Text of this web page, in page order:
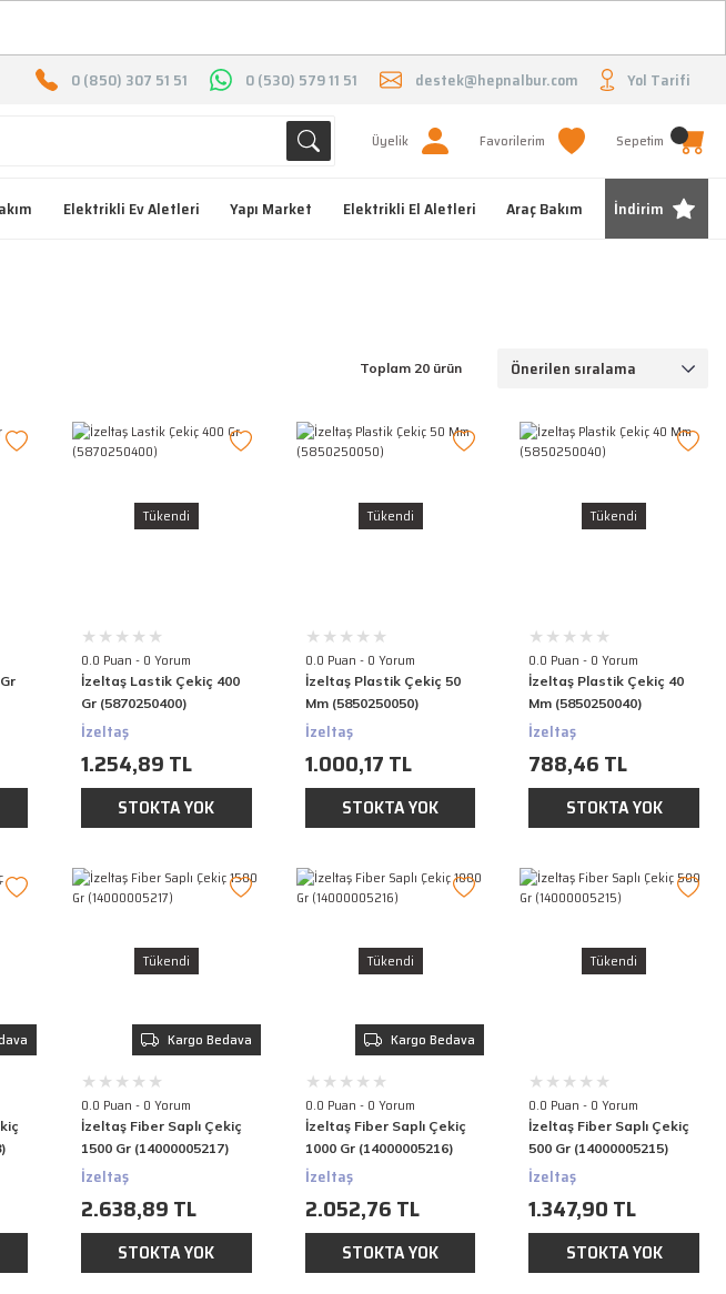
0 (850) 307 51 51 0 (530) 579 11 51 destek@hepnalbur.com Yol Tarifi
Üyelik Favorilerim Sepetim
Elektrikli Ev Aletleri Yapı Market Elektrikli El Aletleri Araç Bakım İndirim
Toplam 20 ürün
Tükendi
0.0 Puan - 0 Yorum
İzeltaş Lastik Çekiç 400
Gr (5870250400)
İzeltaş
1.254,89 TL
STOKTA YOK
Tükendi
0.0 Puan - 0 Yorum
İzeltaş Plastik Çekiç 50
Mm (5850250050)
İzeltaş
1.000,17 TL
STOKTA YOK
Tükendi
0.0 Puan - 0 Yorum
İzeltaş Plastik Çekiç 40
Mm (5850250040)
İzeltaş
788,46 TL
STOKTA YOK
Tükendi
Kargo Bedava
0.0 Puan - 0 Yorum
İzeltaş Fiber Saplı Çekiç
1500 Gr (14000005217)
İzeltaş
2.638,89 TL
STOKTA YOK
Tükendi
Kargo Bedava
0.0 Puan - 0 Yorum
İzeltaş Fiber Saplı Çekiç
1000 Gr (14000005216)
İzeltaş
2.052,76 TL
STOKTA YOK
Tükendi
0.0 Puan - 0 Yorum
İzeltaş Fiber Saplı Çekiç
500 Gr (14000005215)
İzeltaş
1.347,90 TL
STOKTA YOK